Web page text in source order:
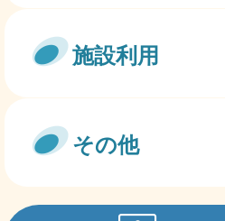
施設利用
その他